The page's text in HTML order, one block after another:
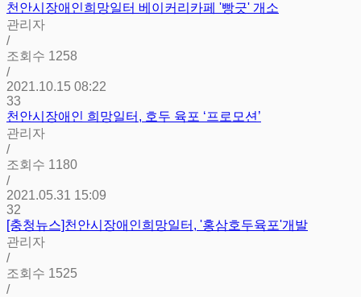
천안시장애인희망일터 베이커리카페 '빵긋' 개소
관리자
/
조회수 1258
/
2021.10.15 08:22
33
천안시장애인 희망일터, 호두 육포 ‘프로모션’
관리자
/
조회수 1180
/
2021.05.31 15:09
32
[충청뉴스]천안시장애인희망일터, '홍삼호두육포'개발
관리자
/
조회수 1525
/